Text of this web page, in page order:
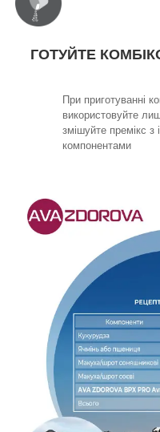
ГОТУЙТЕ
При приготуванні
використовуйте
змішуйте премікс
компонентами